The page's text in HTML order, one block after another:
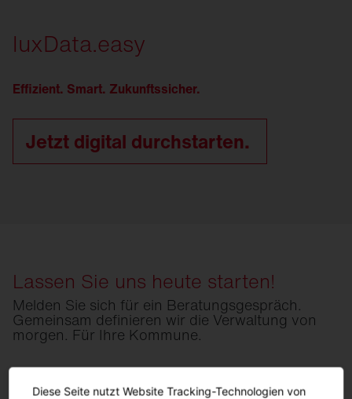
luxData.easy
Effizient. Smart. Zukunftssicher.
Jetzt digital durchstarten.
Lassen Sie uns heute starten!
Melden Sie sich für ein Beratungsgespräch.
Gemeinsam definieren wir die Verwaltung von
morgen. Für Ihre Kommune.
Diese Seite nutzt Website Tracking-Technologien von